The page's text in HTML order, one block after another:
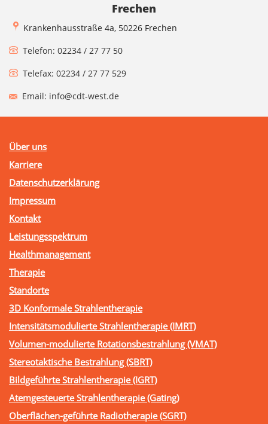
Frechen
Krankenhausstraße 4a, 50226 Frechen
Telefon: 02234 / 27 77 50
Telefax: 02234 / 27 77 529
Email: info@cdt-west.de
Über uns
Karriere
Datenschutzerklärung
Impressum
Kontakt
Leistungsspektrum
Healthmanagement
Therapie
Standorte
3D Konformale Strahlentherapie
Intensitätsmodulierte Strahlentherapie (IMRT)
Volumen-modulierte Rotationsbestrahlung (VMAT)
Stereotaktische Bestrahlung (SBRT)
Bildgeführte Strahlentherapie (IGRT)
Atemgesteuerte Strahlentherapie (Gating)
Oberflächen-geführte Radiotherapie (SGRT)